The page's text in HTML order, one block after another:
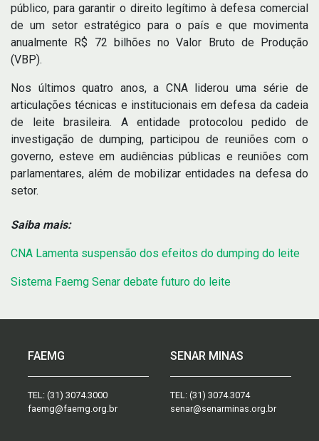
público, para garantir o direito legítimo à defesa comercial
de um setor estratégico para o país e que movimenta
anualmente R$ 72 bilhões no Valor Bruto de Produção
(VBP).
Nos últimos quatro anos, a CNA liderou uma série de
articulações técnicas e institucionais em defesa da cadeia
de leite brasileira. A entidade protocolou pedido de
investigação de dumping, participou de reuniões com o
governo, esteve em audiências públicas e reuniões com
parlamentares, além de mobilizar entidades na defesa do
setor.
Saiba mais:
CNA Lamenta suspensão dos efeitos do dumping do leite
Sistema Faemg Senar debate futuro do leite
FAEMG
TEL: (31) 3074.3000
faemg@faemg.org.br
SENAR MINAS
TEL: (31) 3074.3074
senar@senarminas.org.br